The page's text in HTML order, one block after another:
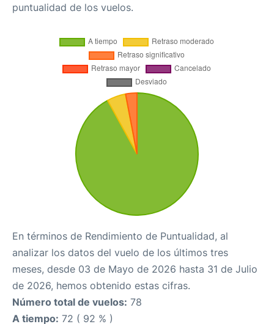
puntualidad de los vuelos.
En términos de Rendimiento de Puntualidad, al
analizar los datos del vuelo de los últimos tres
meses, desde 03 de Mayo de 2026 hasta 31 de Julio
de 2026, hemos obtenido estas cifras.
Número total de vuelos: 78
A tiempo: 72 ( 92 % )